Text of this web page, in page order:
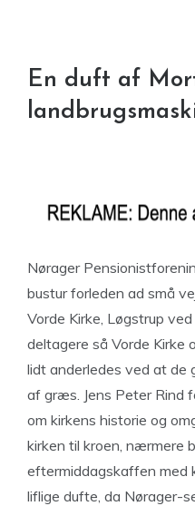
En duft af
Nørager
bustur forleden ad små
Vorde Kirke, Løgstrup
deltagere så Vorde Kirke
lidt anderledes ved at de
af græs. Jens Peter Rind
om kirkens historie og
kirken til kroen, nærmere
eftermiddagskaffen med
liflige dufte, da Nørager-